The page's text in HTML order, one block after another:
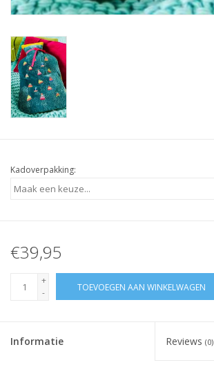
Kadoverpakking:
€39,95
+
-
TOEVOEGEN AAN WINKELWAGEN
Informatie Reviews (0)